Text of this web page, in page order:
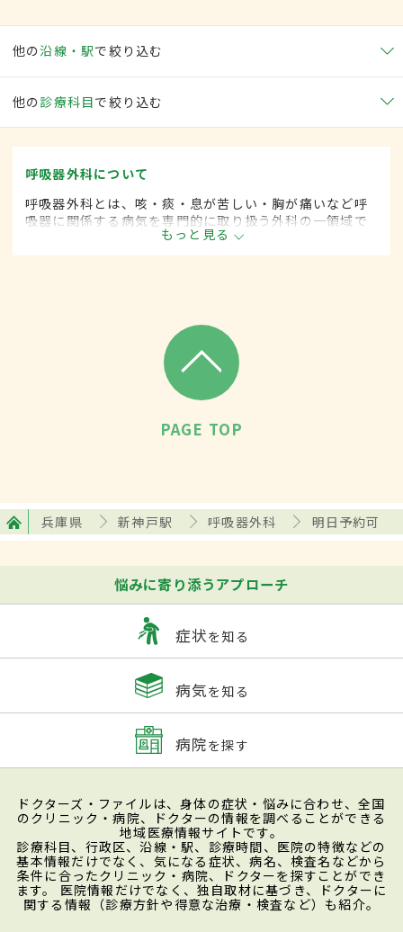
他の沿線・駅で絞り込む
他の 診療科目で絞り込む
呼吸器外科について
呼吸器外科とは、咳・痰・息が苦しい・胸が痛いなど呼
吸器に関係する病気を専門的に取り扱う外科の一領域で
す。平成20年4月の制度改正前は、呼吸器科と呼ばれて
いました。
もっと見る
PAGE TOP
兵庫県 新神戸駅 呼吸器外科 明日予約可
悩みに寄り添うアプローチ
症状を知る
病気を知る
病院を探す
ドクターズ・ファイルは、身体の症状・悩みに合わせ、全国
のクリニック・病院、ドクターの情報を調べることができる
地域医療情報サイトです。
診療科目、行政区、沿線・駅、診療時間、医院の特徴などの
基本情報だけでなく、気になる症状、病名、検査名などから
条件に合ったクリニック・病院、ドクターを探すことができ
ます。 医院情報だけでなく、独自取材に基づき、ドクターに
関する情報（診療方針や得意な治療・検査など）も紹介。